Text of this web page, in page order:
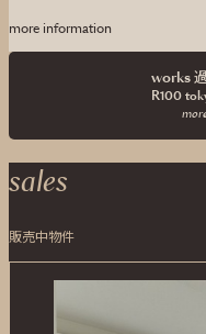
more information
works
R100
sales
販売中物件